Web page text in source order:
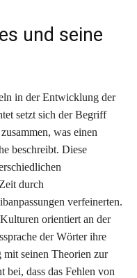
und seine
in der Entwicklung der
setzt sich der Begriff
was einen
beschreibt. Diese
durch
verfeinerten.
orientiert an der
der Wörter ihre
seinen Theorien zur
dass das Fehlen von